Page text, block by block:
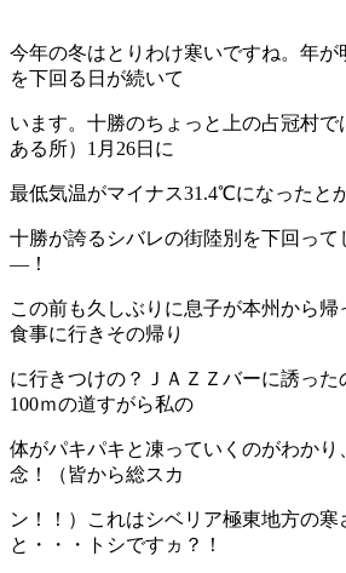
今年の冬はとりわけ寒いですね。年
を下回る日が続いて
います。十勝のちょっと上の占冠村
ある所）1月26日に
最低気温がマイナス31.4℃になったと
十勝が誇るシバレの街陸別を下回って
―！
この前も久しぶりに息子が本州から
食事に行きその帰り
に行きつけの？ＪＡＺＺバーに誘っ
100ｍの道すがら私の
体がパキパキと凍っていくのがわかり
念！（皆から総スカ
ン！！）これはシベリア極東地方の
と・・・トシですヵ？！